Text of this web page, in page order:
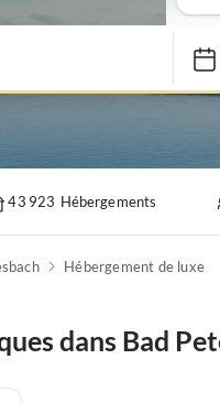
43 923 Hébergements
Hébergement de luxe
dans Bad